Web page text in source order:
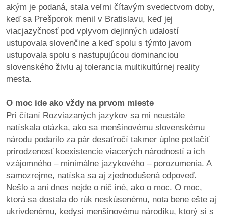
kontaktujte
nás
reklama
akým je podaná, stala veľmi čítavým svedectvom doby,
keď sa Prešporok menil v Bratislavu, keď jej
viacjazyčnosť pod vplyvom dejinných udalostí
ustupovala slovenčine a keď spolu s týmto javom
ustupovala spolu s nastupujúcou dominanciou
slovenského živlu aj tolerancia multikultúrnej reality
mesta.
O moc ide ako vždy na prvom mieste
Pri čítaní Rozviazaných jazykov sa mi neustále
natískala otázka, ako sa menšinovému slovenskému
národu podarilo za pár desaťročí takmer úplne potlačiť
prirodzenosť koexistencie viacerých národností a ich
vzájomného – minimálne jazykového – porozumenia. A
samozrejme, natíska sa aj zjednodušená odpoveď.
Nešlo a ani dnes nejde o nič iné, ako o moc. O moc,
ktorá sa dostala do rúk neskúsenému, nota bene ešte aj
ukrivdenému, kedysi menšinovému národíku, ktorý si s